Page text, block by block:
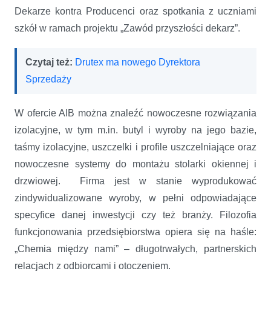
Dekarze kontra Producenci oraz spotkania z uczniami
szkół w ramach projektu „Zawód przyszłości dekarz”.
Czytaj też: Drutex ma nowego Dyrektora
Sprzedaży
W ofercie AIB można znaleźć nowoczesne rozwiązania
izolacyjne, w tym m.in. butyl i wyroby na jego bazie,
taśmy izolacyjne, uszczelki i profile uszczelniające oraz
nowoczesne systemy do montażu stolarki okiennej i
drzwiowej. Firma jest w stanie wyprodukować
zindywidualizowane wyroby, w pełni odpowiadające
specyfice danej inwestycji czy też branży. Filozofia
funkcjonowania przedsiębiorstwa opiera się na haśle:
„Chemia między nami” – długotrwałych, partnerskich
relacjach z odbiorcami i otoczeniem.